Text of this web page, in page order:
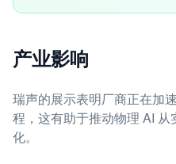
产业影响
瑞声的展示表明厂商正在加
程，这有助于推动物理 AI
化。